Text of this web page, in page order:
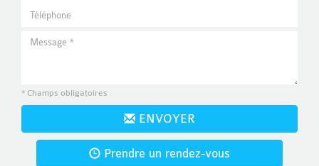
* Champs obligatoires
ENVOYER
Prendre un rendez-vous